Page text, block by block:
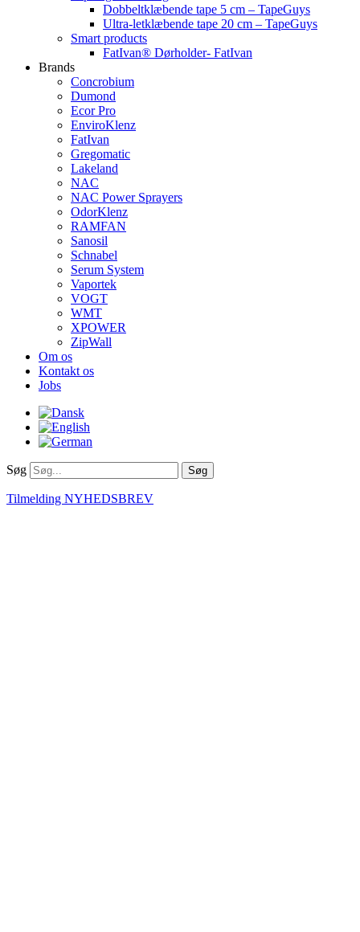
Dobbeltklæbende tape 5 cm – TapeGuys
Ultra-letklæbende tape 20 cm – TapeGuys
Smart products
FatIvan® Dørholder- FatIvan
Brands
Concrobium
Dumond
Ecor Pro
EnviroKlenz
FatIvan
Gregomatic
Lakeland
NAC
NAC Power Sprayers
OdorKlenz
RAMFAN
Sanosil
Schnabel
Serum System
Vaportek
VOGT
WMT
XPOWER
ZipWall
Om os
Kontakt os
Jobs
Søg Søg
Tilmelding NYHEDSBREV